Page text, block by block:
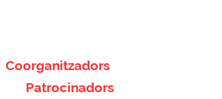
Coorganitzadors
Patrocinadors